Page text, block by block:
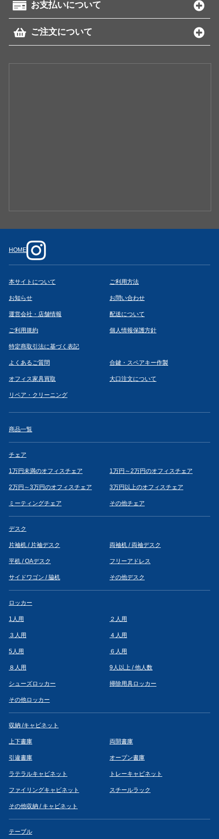
お支払いについて
ご注文について
HOME
本サイトについて ご利用方法
お知らせ お問い合わせ
運営会社・店舗情報 配送について
ご利用規約 個人情報保護方針
特定商取引法に基づく表記
よくあるご質問 合鍵・スペアキー作製
オフィス家具買取 大口注文について
リペア・クリーニング
商品一覧
チェア
1万円未満のオフィスチェア 1万円～2万円のオフィスチェア
2万円～3万円のオフィスチェア 3万円以上のオフィスチェア
ミーティングチェア その他チェア
デスク
片袖机 / 片袖デスク 両袖机 / 両袖デスク
平机 / OAデスク フリーアドレス
サイドワゴン / 脇机 その他デスク
ロッカー
1人用 ２人用
３人用 ４人用
5人用 ６人用
８人用 9人以上 / 他人数
シューズロッカー 掃除用具ロッカー
その他ロッカー
収納 /キャビネット
上下書庫 両開書庫
引違書庫 オープン書庫
ラテラルキャビネット トレーキャビネット
ファイリングキャビネット スチールラック
その他収納 / キャビネット
テーブル